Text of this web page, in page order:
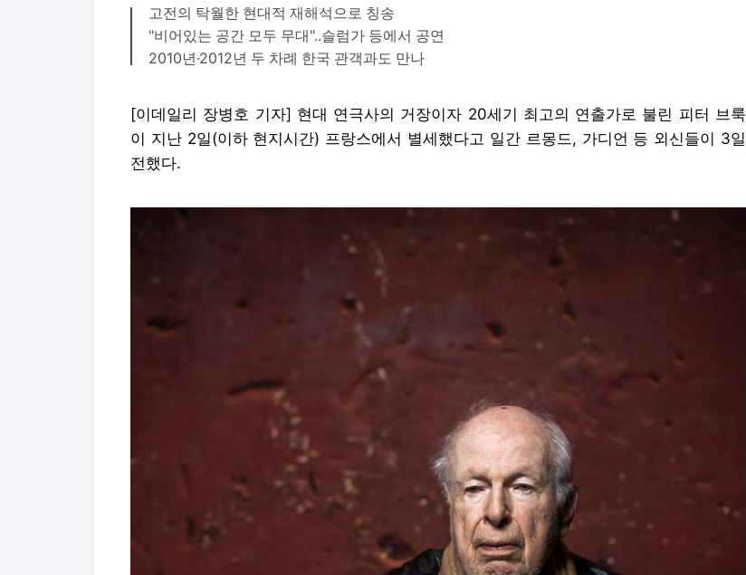
고전의 탁월한 현대적 재해석으로 칭송
"비어있는 공간 모두 무대"..슬럼가 등에서 공연
2010년·2012년 두 차례 한국 관객과도 만나
[이데일리 장병호 기자] 현대 연극사의 거장이자 20세기 최고의 연출가로 불린 피터 브룩
이 지난 2일(이하 현지시간) 프랑스에서 별세했다고 일간 르몽드, 가디언 등 외신들이 3일
전했다.